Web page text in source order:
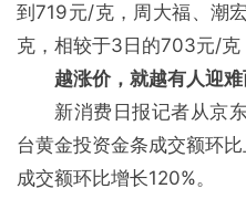
到719元/克，周大福、潮
克，相较于3日的703元/克
越涨价，就越有人迎难
新消费日报记者从京
台黄金投资金条成交额环
成交额环比增长120%。